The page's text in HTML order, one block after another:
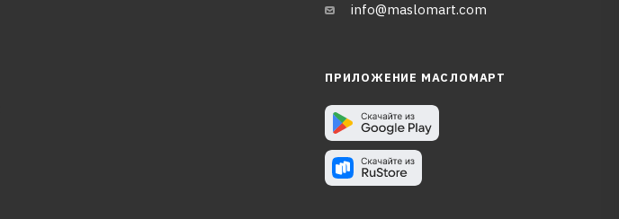
info@maslomart.com
ПРИЛОЖЕНИЕ МАСЛОМАРТ